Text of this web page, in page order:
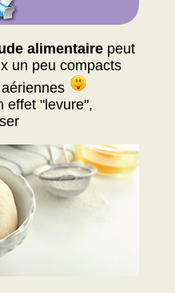
alimentairepeut
un peu compacts
effet "levure",